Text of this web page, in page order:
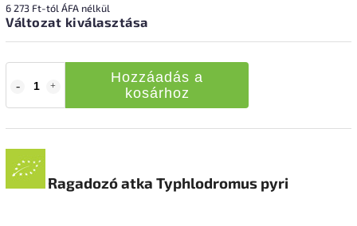
6 273 Ft-tól ÁFA nélkül
Változat kiválasztása
Hozzáadás a
kosárhoz
Ragadozó atka Typhlodromus pyri